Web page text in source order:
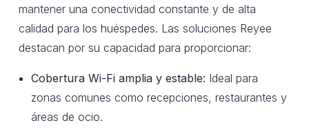
mantener una conectividad constante y de alta
calidad para los huéspedes. Las soluciones Reyee
destacan por su capacidad para proporcionar:
Cobertura Wi-Fi amplia y estable: Ideal para
zonas comunes como recepciones, restaurantes y
áreas de ocio.